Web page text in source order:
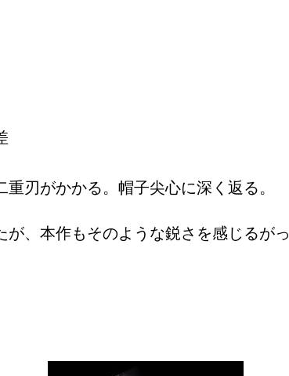
刃がかかる。帽子尖心に深く返る。
、本作もそのような鋭さを感じるがっ